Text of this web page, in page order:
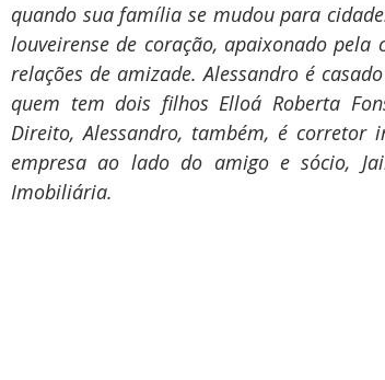
quando sua família se mudou para
louveirense de coração, apaixonado
relações de amizade. Alessandro é
quem tem dois filhos Elloá Roberta
Direito, Alessandro, também, é
empresa ao lado do amigo e sócio,
Imobiliária.